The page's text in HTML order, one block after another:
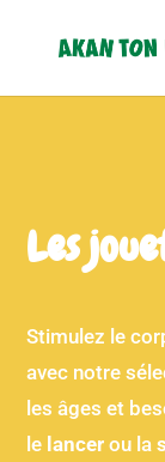
Les
Stimulez le
avec notre
les âges et
le lancer ou la